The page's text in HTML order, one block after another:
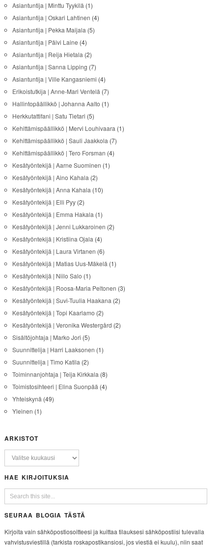
Asiantuntija | Minttu Tyykilä (1)
Asiantuntija | Oskari Lahtinen (4)
Asiantuntija | Pekka Maijala (5)
Asiantuntija | Päivi Laine (4)
Asiantuntija | Reija Hietala (2)
Asiantuntija | Sanna Lipping (7)
Asiantuntija | Ville Kangasniemi (4)
Erikoistutkija | Anne-Mari Ventelä (7)
Hallintopäällikkö | Johanna Aalto (1)
Herkkutattifani | Satu Tietari (5)
Kehittämispäällikkö | Mervi Louhivaara (1)
Kehittämispäällikkö | Sauli Jaakkola (7)
Kehittämispäällikkö | Tero Forsman (4)
Kesätyöntekijä | Aarne Suominen (1)
Kesätyöntekijä | Aino Kahala (2)
Kesätyöntekijä | Anna Kahala (10)
Kesätyöntekijä | Elli Pyy(2)
Kesätyöntekijä | Emma Hakala (1)
Kesätyöntekijä | Jenni Lukkaroinen (2)
Kesätyöntekijä | Kristiina Ojala (4)
Kesätyöntekijä | Laura Virtanen (6)
Kesätyöntekijä | Matias Uus-Mäkelä (1)
Kesätyöntekijä | Niilo Salo (1)
Kesätyöntekijä | Roosa-Maria Peltonen (3)
Kesätyöntekijä | Suvi-Tuulia Haakana (2)
Kesätyöntekijä | Topi Kaarlamo (2)
Kesätyöntekijä | Veronika Westergård (2)
Sisältöjohtaja | Marko Jori (5)
Suunnittelija | Harri Laaksonen (1)
Suunnittelija | Timo Katila (2)
Toiminnanjohtaja | Teija Kirkkala (8)
Toimistosihteeri | Elina Suonpää (4)
Yhteiskynä (49)
Yleinen (1)
ARKISTOT
HAE KIRJOITUKSIA
SEURAA BLOGIA TÄSTÄ
Kirjoita vain sähköpostiosoitteesi ja kuittaa tilauksesi sähköpostiisi tulevalla
vahvistusviestillä (tarkista roskapostikansiosi, jos viestiä ei kuulu), niin saat